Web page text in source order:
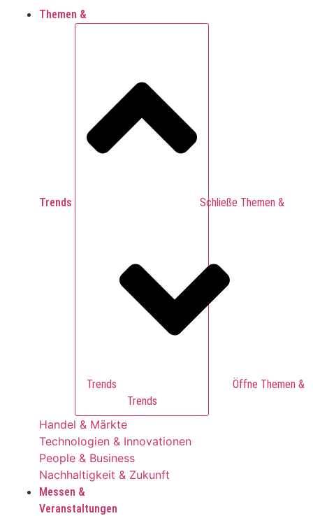
Themen &
Trends
Trends
Trends
Handel & Märkte
Technologien & Innovationen
People & Business
Nachhaltigkeit & Zukunft
Messen &
Veranstaltungen